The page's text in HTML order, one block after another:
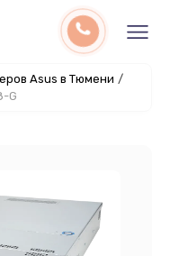
Asus в Тюмени /
G